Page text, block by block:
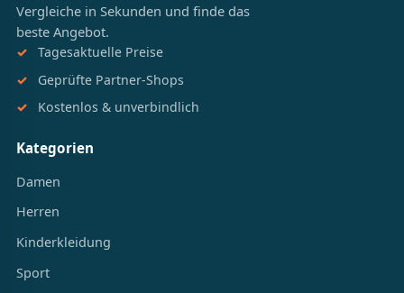
Vergleiche in Sekunden und finde das
beste Angebot.
Tagesaktuelle Preise
Geprüfte Partner-Shops
Kostenlos & unverbindlich
Kategorien
Damen
Herren
Kinderkleidung
Sport